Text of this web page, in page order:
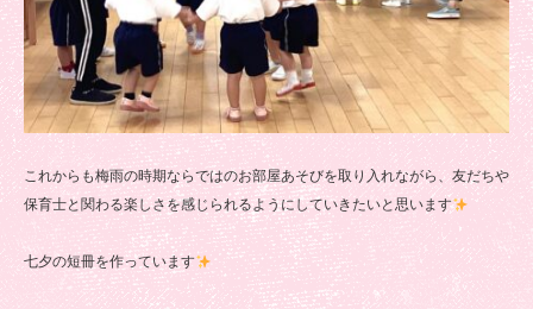
これからも梅雨の時期ならではのお部屋あそびを取り入れながら、友だちや
保育士と関わる楽しさを感じられるようにしていきたいと思います
七夕の短冊を作っています